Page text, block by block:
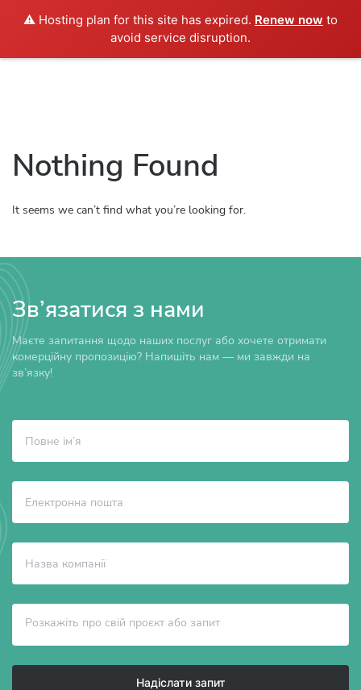
⚠️ Hosting plan for this site has expired. Renew now to
avoid service disruption.
Укр
Nothing Found
It seems we can’t find what you’re looking for.
Зв’язатися з нами
Маєте запитання щодо наших послуг або хочете отримати
комерційну пропозицію? Напишіть нам — ми завжди на
зв’язку!
Надіслати запит